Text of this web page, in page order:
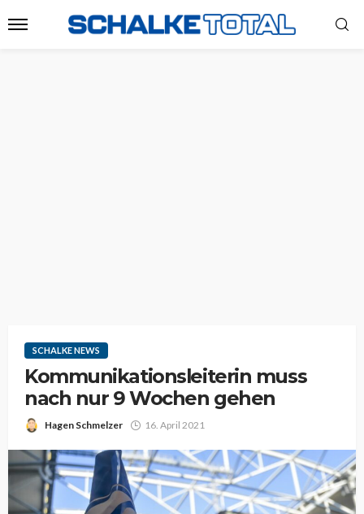
SCHALKE NEWS
Kommunikationsleiterin muss
nach nur 9 Wochen gehen
Hagen Schmelzer 16. April 2021